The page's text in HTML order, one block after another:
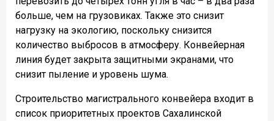
больше, чем на грузовиках. Также это снизит
нагрузку на экологию, поскольку снизится
количество выбросов в атмосферу. Конвейерная
линия будет закрыта защитными экранами, что
снизит пыление и уровень шума.
Строительство магистрального конвейера входит в
список приоритетных проектов Сахалинской